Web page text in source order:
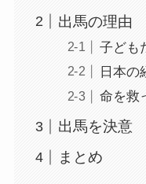
出馬の理由
子ども
日本の
命を救
出馬を決意
まとめ